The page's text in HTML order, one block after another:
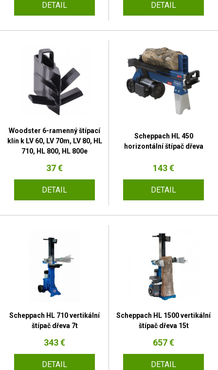
DETAIL DETAIL
Woodster 6-ramenný štípací
klín k LV 60, LV 70m, LV 80, HL
710, HL 800, HL 800e
37 €
DETAIL
Scheppach HL 450
horizontální štípač dřeva
143 €
DETAIL
Scheppach HL 710 vertikální
štípač dřeva 7t
343 €
DETAIL
Scheppach HL 1500 vertikální
štípač dřeva 15t
657 €
DETAIL